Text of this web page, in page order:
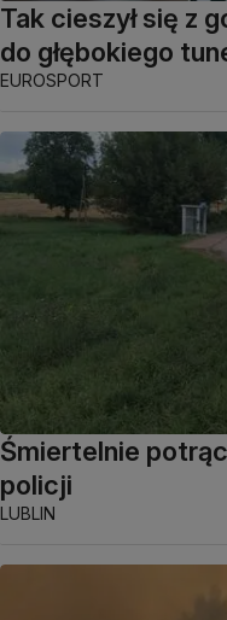
Tak cieszył się z
do głębokiego
EUROSPORT
Śmiertelnie
policji
LUBLIN